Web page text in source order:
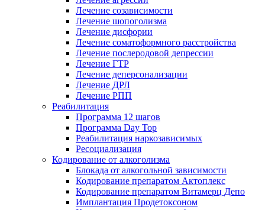
Лечение созависимости
Лечение шопоголизма
Лечение дисфории
Лечение соматоформного расстройства
Лечение послеродовой депрессии
Лечение ГТР
Лечение деперсонализации
Лечение ДРЛ
Лечение РПП
Реабилитация
Программа 12 шагов
Программа Day Top
Реабилитация наркозависимых
Ресоциализация
Кодирование от алкоголизма
Блокада от алкогольной зависимости
Кодирование препаратом Актоплекс
Кодирование препаратом Витамерц Депо
Имплантация Продетоксоном